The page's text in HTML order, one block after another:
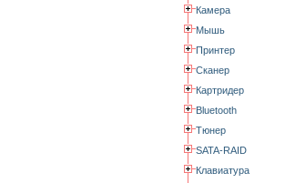
Камера
Мышь
Принтер
Сканер
Картридер
Bluetooth
Тюнер
SATA-RAID
Клавиатура